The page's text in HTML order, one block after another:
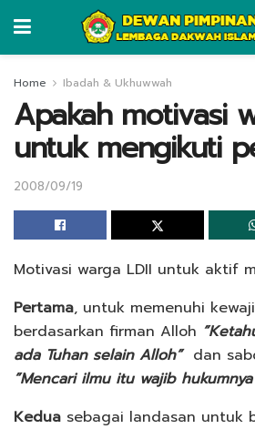
Home Ibadah & Ukhuwwah
Apakah motivasi
untuk mengikuti
2008/09/19
Motivasi warga LDII untuk aktif
Pertama, untuk memenuhi
berdasarkan firman Alloh
ada Tuhan selain Alloh”dan
”Mencari ilmu itu wajib
Kedua sebagai landasan untuk